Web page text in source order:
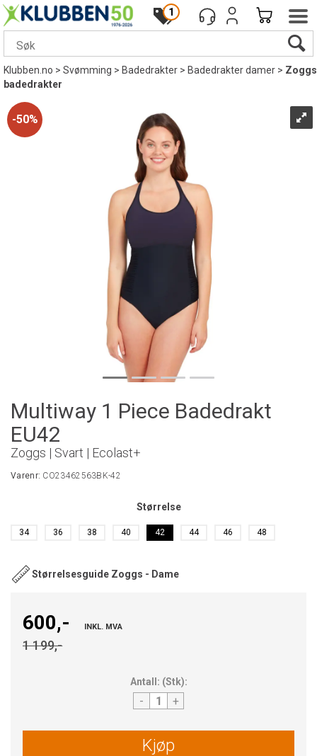
1
Klubben.no>Svømming>Badedrakter>Badedrakter damer>Zoggs
badedrakter
50%
Multiway 1 Piece Badedrakt
EU42
Zoggs | Svart | Ecolast+
Varenr: CO23462563BK-42
Størrelse
34 36 38 40 42 44 46 48
Størrelsesguide Zoggs - Dame
600,- INKL. MVA
1 199,-
Antall: (Stk):
- +
Kjøp